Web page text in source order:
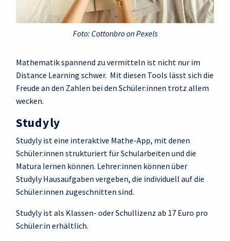
Foto: Cottonbro on Pexels
Mathematik spannend zu vermitteln ist nicht nur im
Distance Learning schwer. Mit diesen Tools lässt sich die
Freude an den Zahlen bei den Schüler:innen trotz allem
wecken.
Studyly
Studyly ist eine interaktive Mathe-App, mit denen
Schüler:innen strukturiert für Schularbeiten und die
Matura lernen können. Lehrer:innen können über
Studyly Hausaufgaben vergeben, die individuell auf die
Schüler:innen zugeschnitten sind.
Studyly ist als Klassen- oder Schullizenz ab 17 Euro pro
Schüler:in erhältlich.